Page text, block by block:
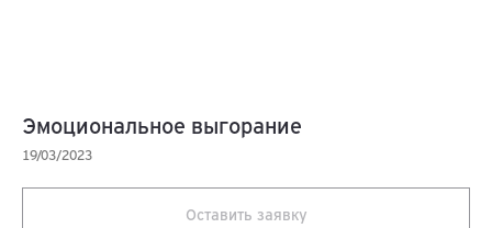
Эмоциональное выгорание
19/03/2023
Оставить заявку